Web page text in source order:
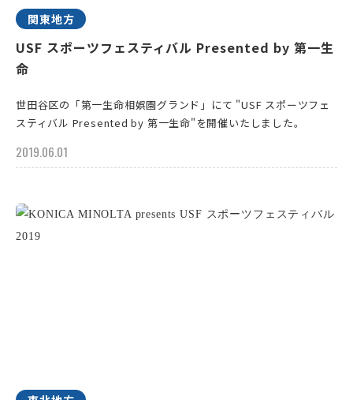
関東地方
USF スポーツフェスティバル Presented by 第一生
命
世田谷区の「第一生命相娯園グランド」にて "USF スポーツフェ
スティバル Presented by 第一生命"を開催いたしました。
2019.06.01